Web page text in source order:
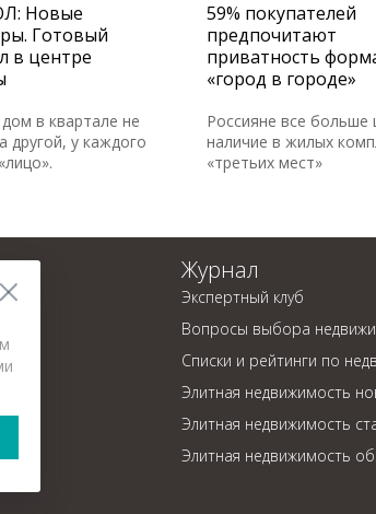
Новые
Готовый
в центре
в квартале не
другой, у каждого
59% покупателей
предпочитают
приватность
«город в городе»
Россияне все больше
наличие в жилых
«третьих мест»
Журнал
Экспертный клуб
Вопросы выбора
Списки и рейтинги по
Элитная недвижимость
Элитная недвижимость
Элитная недвижимость